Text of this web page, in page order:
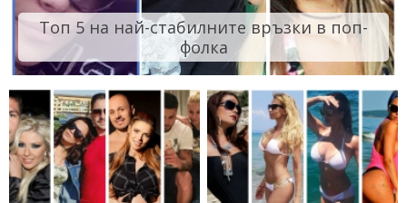
Топ 5 на най-стабилните връзки в поп-
фолка